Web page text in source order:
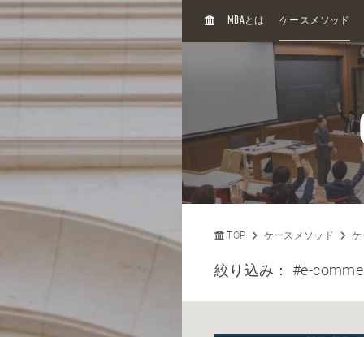
H
MBAとは ケースメソッド
TOP ケースメソッド ケ
絞り込み：#e-